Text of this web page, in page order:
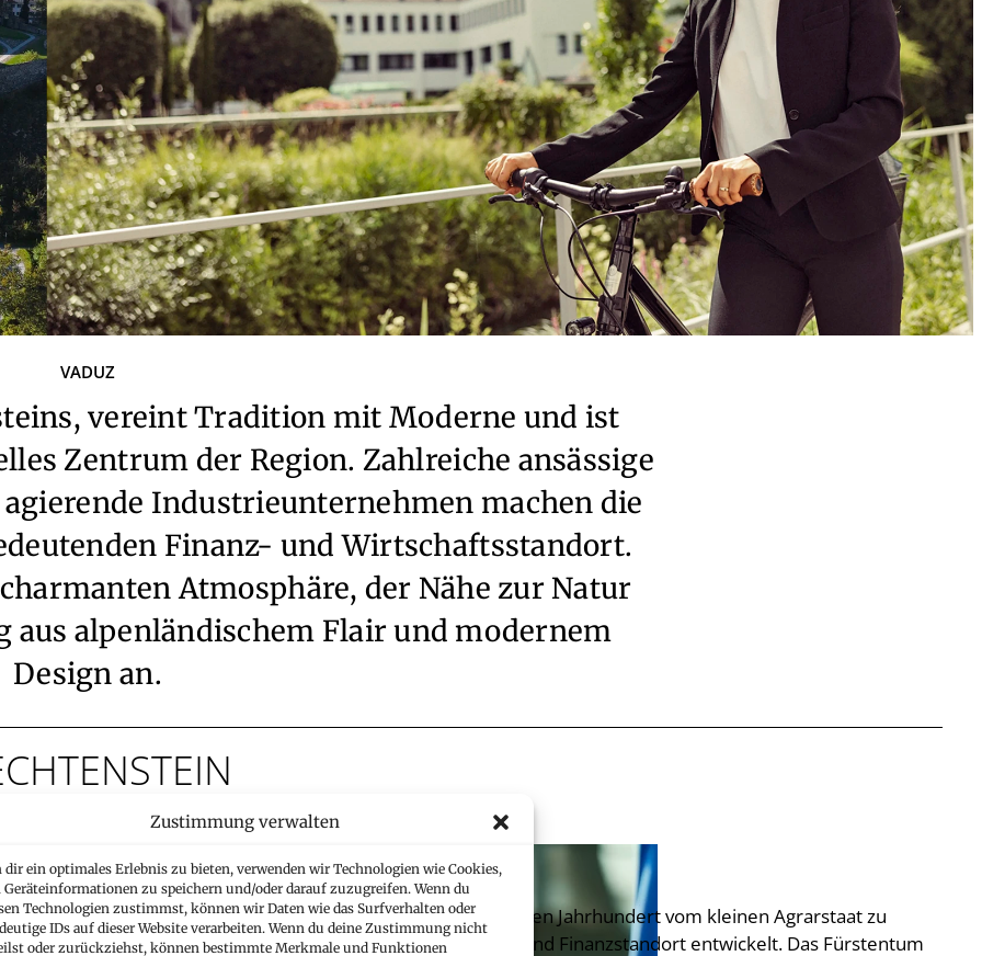
Zustimmung verwalten
dir ein optimales Erlebnis zu bieten, verwenden wir Technologien wie Cookies,
Geräteinformationen zu speichern und/oder darauf zuzugreifen. Wenn du
Technologien zustimmst, können wir Daten wie das Surfverhalten oder
IDs auf dieser Website verarbeiten. Wenn du deine Zustimmung nicht
oder zurückziehst, können bestimmte Merkmale und Funktionen
VADUZ
vereint Tradition mit Moderne und ist
Zentrum der Region. Zahlreiche ansässige
Industrieunternehmen machen die
Finanz- und Wirtschaftsstandort.
Atmosphäre, der Nähe zur Natur
alpenländischem Flair und modernem
Design an.
Internationalität
Liechtenstein hat sich im letzten Jahrhundert vom kleinen Agrarstaat zu
einem globalen Wirtschafts- und Finanzstandort entwickelt. Das Fürstentum